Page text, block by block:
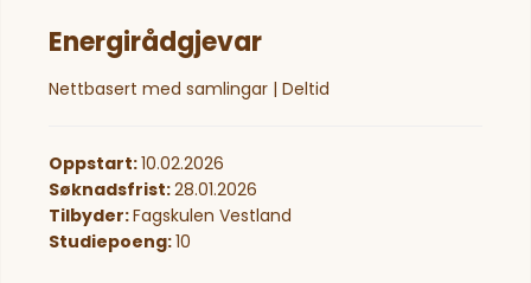
Energirådgjevar
Nettbasert med samlingar | Deltid
Oppstart:10.02.2026
Søknadsfrist:28.01.2026
Tilbyder:Fagskulen Vestland
Studiepoeng:10